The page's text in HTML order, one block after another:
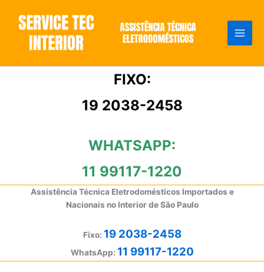
conteúdo
FIXO:
19 2038-2458
WHATSAPP:
11 99117-1220
Assistência Técnica Eletrodomésticos Importados e
Nacionais no Interior de São Paulo
Fixo: 19 2038-2458
WhatsApp: 11 99117-1220